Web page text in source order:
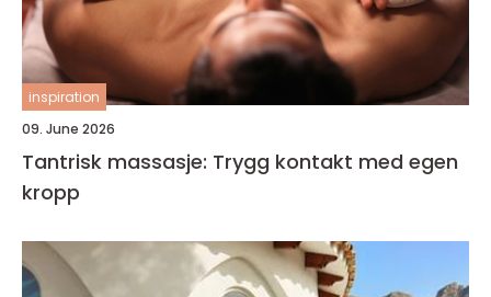
inspiration
09. June 2026
Tantrisk massasje: Trygg kontakt med egen
kropp